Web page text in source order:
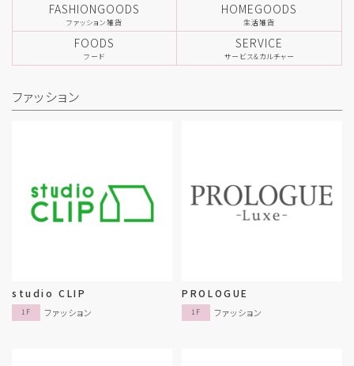
FASHIONGOODS
ファッション雑貨
HOMEGOODS
生活雑貨
FOODS
フード
SERVICE
サービス&カルチャー
ファッション
studio CLIP
1F ファッション
PROLOGUE
1F ファッション